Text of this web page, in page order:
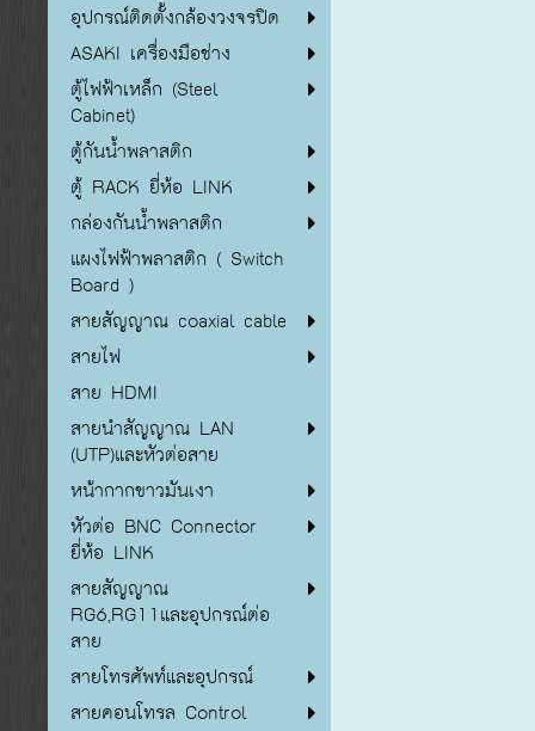
อุปกรณ์ติดตั้งกล้องวงจรปิด
ASAKI เครื่องมือช่าง
ตู้ไฟฟ้าเหล็ก (Steel
Cabinet)
ตู้กันน้ำพลาสติก
ตู้ RACK ยี่ห้อ LINK
กล่องกันน้ำพลาสติก
แผงไฟฟ้าพลาสติก ( Switch
Board )
สายสัญญาณ coaxial cable
สายไฟ
สาย HDMI
สายนำสัญญาณ LAN
(UTP)และหัวต่อสาย
หน้ากากขาวมันเงา
หัวต่อ BNC Connector
ยี่ห้อ LINK
สายสัญญาณ
RG6,RG11และอุปกรณ์ต่อ
สาย
สายโทรศัพท์และอุปกรณ์
สายคอนโทรล Control